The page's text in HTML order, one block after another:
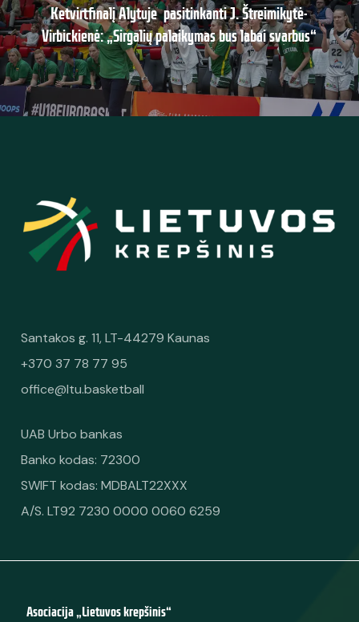
Ketvirtfinalį Alytuje pasitinkanti J. Štreimikytė-
Virbickienė: „Sirgalių palaikymas bus labai svarbus“
Santakos g. 11, LT-44279 Kaunas
+370 37 78 77 95
office@ltu.basketball
UAB Urbo bankas
Banko kodas: 72300
SWIFT kodas: MDBALT22XXX
A/S. LT92 7230 0000 0060 6259
Asociacija „Lietuvos krepšinis“